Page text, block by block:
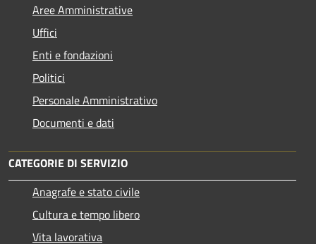
Aree Amministrative
Uffici
Enti e fondazioni
Politici
Personale Amministrativo
Documenti e dati
CATEGORIE DI SERVIZIO
Anagrafe e stato civile
Cultura e tempo libero
Vita lavorativa